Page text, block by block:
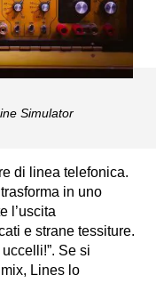
Simulator
di linea telefonica.
in uno
l’uscita
e strane tessiture.
Se si
Lines lo